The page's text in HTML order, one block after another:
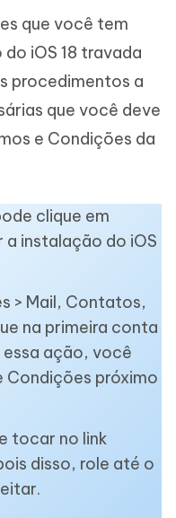
que você tem
iOS 18 travada
procedimentos a
que você deve
e Condições da
clique em
a instalação do iOS
> Mail, Contatos,
na primeira conta
essa ação, você
Condições próximo
tocar no link
disso, role até o